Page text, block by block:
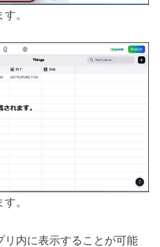
。
。
リ内に表示することが可能